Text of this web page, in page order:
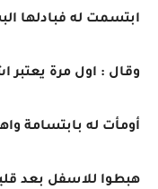
ابتسمت له فبادلها
وقال : اول مرة
أومأت له بابتسامة
هبطوا للاسفل بعد